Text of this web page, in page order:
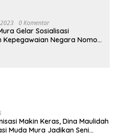
0 Komentar
Gelar Sosialisasi
Kepegawaian Negara Nomor
Makin Keras, Dina Maulidah
Muda Mura Jadikan Seni